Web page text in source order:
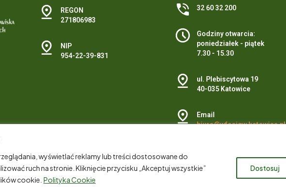
wyświetlać reklamy lub treści dostosowane do
ruch na stronie. Kliknięcie przycisku „Akceptuj wszystkie”
cookie. Polityka Cookie
Dostosuj
REGON
271806983
NIP
954-22-39-831
32 60 32 200
Godziny otwarcia:
poniedziałek - piątek
7.30 - 15.30
ul. Plebiscytowa 19
40-035 Katowice
Email
biuro@wfosigw.katowice.pl